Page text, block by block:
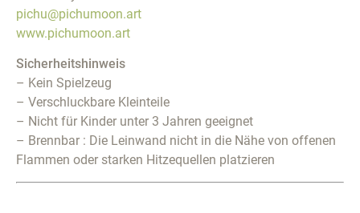
pichu@pichumoon.art
www.pichumoon.art
Sicherheitshinweis
– Kein Spielzeug
– Verschluckbare Kleinteile
– Nicht für Kinder unter 3 Jahren geeignet
– Brennbar : Die Leinwand nicht in die Nähe von offenen
Flammen oder starken Hitzequellen platzieren